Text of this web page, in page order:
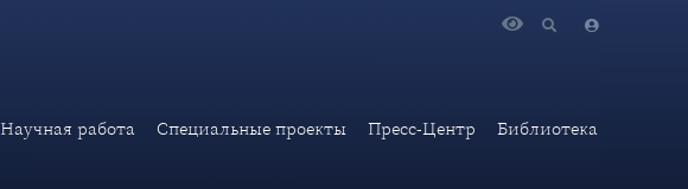
Научная работа Специальные проекты Пресс-Центр Библиотека